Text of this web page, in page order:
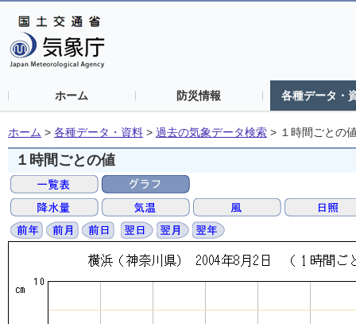
ホーム 防災情報 各種データ・
ホーム > 各種データ・資料 > 過去の気象データ検索 > １時間ごとの
１時間ごとの値